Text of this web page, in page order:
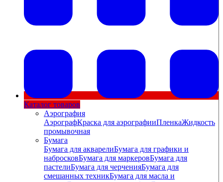
Каталог товаров
Аэрография
АэрографКраска для аэрографииПленкаЖидкость
промывочная
Бумага
Бумага для акварелиБумага для графики и
набросковБумага для маркеровБумага для
пастелиБумага для черченияБумага для
смешанных техникБумага для масла и